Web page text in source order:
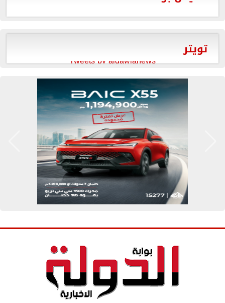
تويتر
Tweets by aldawlanews